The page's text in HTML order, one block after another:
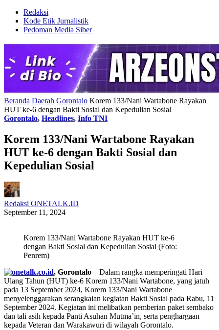
Redaksi
Kode Etik Jurnalistik
Pedoman Media Siber
Beranda Daerah Gorontalo Korem 133/Nani Wartabone Rayakan
HUT ke-6 dengan Bakti Sosial dan Kepedulian Sosial
Gorontalo, Headlines, Info TNI
Korem 133/Nani Wartabone Rayakan
HUT ke-6 dengan Bakti Sosial dan
Kepedulian Sosial
Redaksi ONETALK.ID
September 11, 2024
Korem 133/Nani Wartabone Rayakan HUT ke-6
dengan Bakti Sosial dan Kepedulian Sosial (Foto:
Penrem)
, Gorontalo – Dalam rangka memperingati Hari
Ulang Tahun (HUT) ke-6 Korem 133/Nani Wartabone, yang jatuh
pada 13 September 2024, Korem 133/Nani Wartabone
menyelenggarakan serangkaian kegiatan Bakti Sosial pada Rabu, 11
September 2024. Kegiatan ini melibatkan pemberian paket sembako
dan tali asih kepada Panti Asuhan Mutma’in, serta penghargaan
kepada Veteran dan Warakawuri di wilayah Gorontalo.